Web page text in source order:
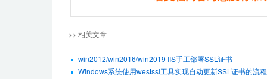
>> 相关文章
win2012/win2016/win2019 IIS手工部署SSL证书
Windows系统使用westssl工具实现自动更新SSL证书的流程